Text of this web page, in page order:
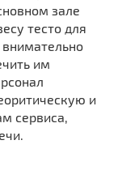
зале
тесто для
им
и
сервиса,